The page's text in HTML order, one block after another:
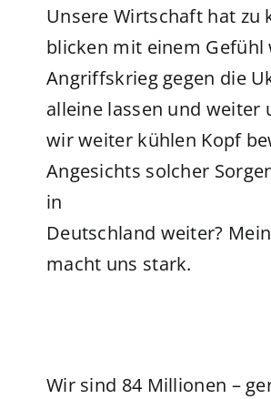
Unsere Wirtschaft hat zu
blicken mit einem Gefühl
Angriffskrieg gegen die
alleine lassen und weiter
wir weiter kühlen Kopf
Angesichts solcher
in
Deutschland weiter?
macht uns stark.
Wir sind 84 Millionen –